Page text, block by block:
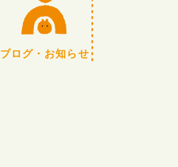
ブログ・お知らせ